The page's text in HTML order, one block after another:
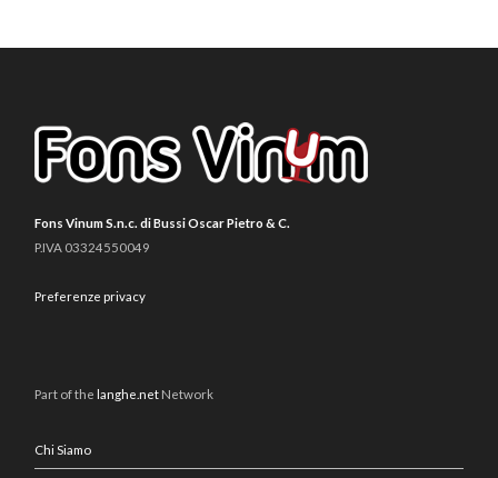
Fons Vinum S.n.c. di Bussi Oscar Pietro & C.
P.IVA 03324550049
Preferenze privacy
Part of thelanghe.net Network
Chi Siamo